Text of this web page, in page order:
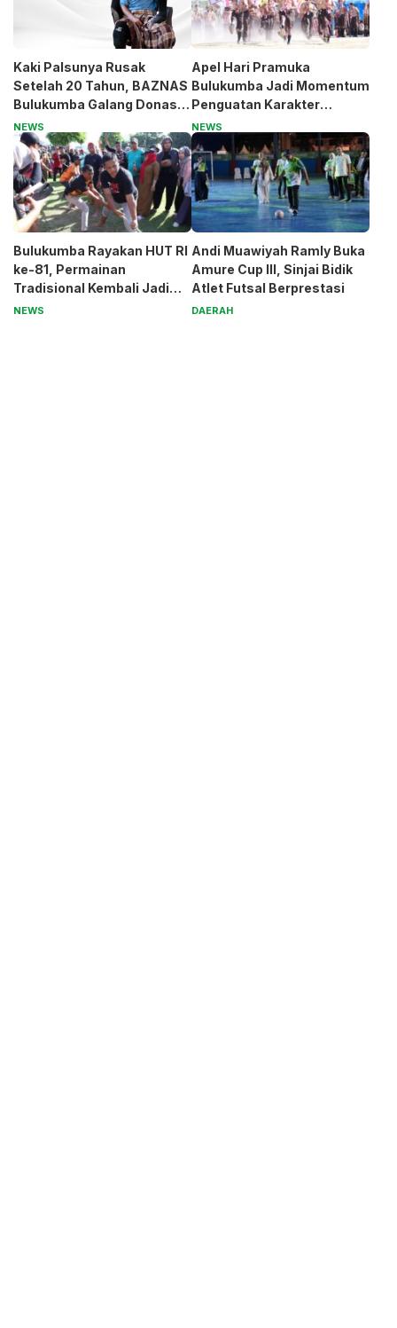
Kaki Palsunya Rusak
Setelah 20 Tahun, BAZNAS
Bulukumba Galang Donasi
untuk Pak Pardi
NEWS
Apel Hari Pramuka
Bulukumba Jadi Momentum
Penguatan Karakter
Generasi Muda
NEWS
Bulukumba Rayakan HUT RI
ke-81, Permainan
Tradisional Kembali Jadi
Magnet
NEWS
Andi Muawiyah Ramly Buka
Amure Cup III, Sinjai Bidik
Atlet Futsal Berprestasi
DAERAH